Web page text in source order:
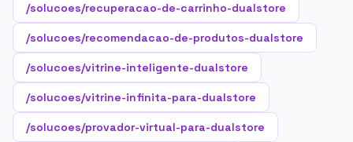
/solucoes/recuperacao-de-carrinho-dualstore
/solucoes/recomendacao-de-produtos-dualstore
/solucoes/vitrine-inteligente-dualstore
/solucoes/vitrine-infinita-para-dualstore
/solucoes/provador-virtual-para-dualstore